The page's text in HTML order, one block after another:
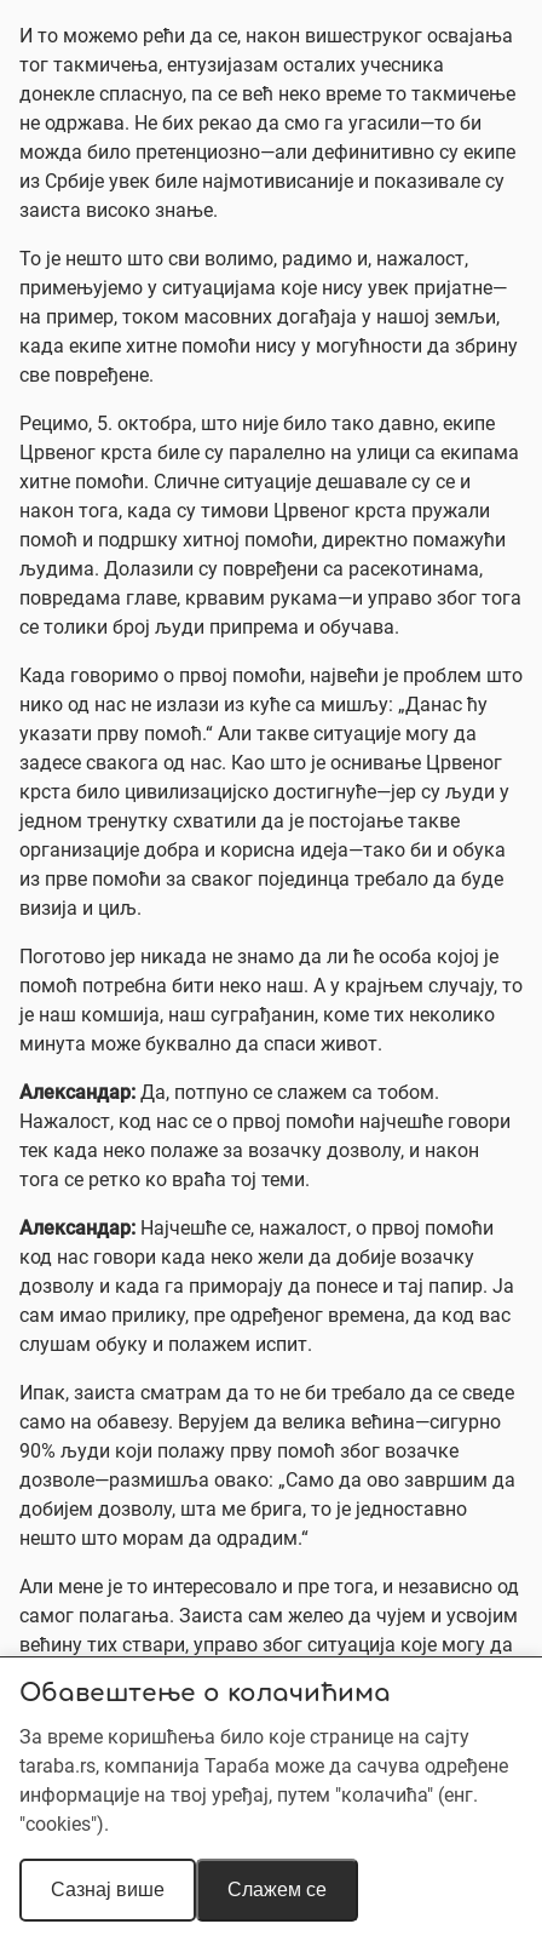
И то можемо рећи да се, након вишеструког освајања
тог такмичења, ентузијазам осталих учесника
донекле спласнуо, па се већ неко време то такмичење
не одржава. Не бих рекао да смо га угасили—то би
можда било претенциозно—али дефинитивно су екипе
из Србије увек биле најмотивисаније и показивале су
заиста високо знање.
То је нешто што сви волимо, радимо и, нажалост,
примењујемо у ситуацијама које нису увек пријатне—
на пример, током масовних догађаја у нашој земљи,
када екипе хитне помоћи нису у могућности да збрину
све повређене.
Рецимо, 5. октобра, што није било тако давно, екипе
Црвеног крста биле су паралелно на улици са екипама
хитне помоћи. Сличне ситуације дешавале су се и
након тога, када су тимови Црвеног крста пружали
помоћ и подршку хитној помоћи, директно помажући
људима. Долазили су повређени са расекотинама,
повредама главе, крвавим рукама—и управо због тога
се толики број људи припрема и обучава.
Када говоримо о првој помоћи, највећи је проблем што
нико од нас не излази из куће са мишљу: „Данас ћу
указати прву помоћ.“ Али такве ситуације могу да
задесе свакога од нас. Као што је оснивање Црвеног
крста било цивилизацијско достигнуће—јер су људи у
једном тренутку схватили да је постојање такве
организације добра и корисна идеја—тако би и обука
из прве помоћи за сваког појединца требало да буде
визија и циљ.
Поготово јер никада не знамо да ли ће особа којој је
помоћ потребна бити неко наш. А у крајњем случају, то
је наш комшија, наш суграђанин, коме тих неколико
минута може буквално да спаси живот.
Александар: Да, потпуно се слажем са тобом.
Нажалост, код нас се о првој помоћи најчешће говори
тек када неко полаже за возачку дозволу, и након
тога се ретко ко враћа тој теми.
Александар: Најчешће се, нажалост, о првој помоћи
код нас говори када неко жели да добије возачку
дозволу и када га приморају да понесе и тај папир. Ја
сам имао прилику, пре одређеног времена, да код вас
слушам обуку и полажем испит.
Ипак, заиста сматрам да то не би требало да се сведе
само на обавезу. Верујем да велика већина—сигурно
90% људи који полажу прву помоћ због возачке
дозволе—размишља овако: „Само да ово завршим да
добијем дозволу, шта ме брига, то је једноставно
нешто што морам да одрадим.“
Али мене је то интересовало и пре тога, и независно од
самог полагања. Заиста сам желео да чујем и усвојим
већину тих ствари, управо због ситуација које могу да
говоримо о тежњи ка том циљу да сваки грађанин
буде обучен за пружање прве помоћи, а не само због
административних обавеза, попут возачке дозволе?
Александар:Па, имамо заиста позитивна искуства.
Црвени крст има дугу традицију обучавања и добру
школу прве помоћи, посебно у Србији. Свако ко је
Обавештење о колачићима
За време коришћења било које странице на сајту
taraba.rs, компанија Тараба може да сачува одређене
информације на твој уређај, путем "колачића" (енг.
"cookies").
Сазнај више Слажем се